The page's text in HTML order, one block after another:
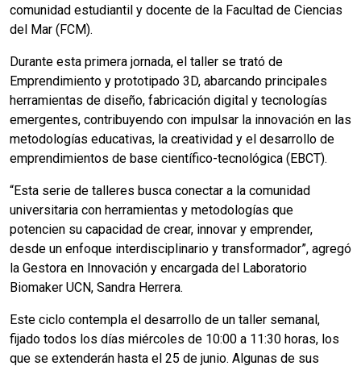
comunidad estudiantil y docente de la Facultad de Ciencias
del Mar (FCM).
Durante esta primera jornada, el taller se trató de
Emprendimiento y prototipado 3D, abarcando principales
herramientas de diseño, fabricación digital y tecnologías
emergentes, contribuyendo con impulsar la innovación en las
metodologías educativas, la creatividad y el desarrollo de
emprendimientos de base científico-tecnológica (EBCT).
“Esta serie de talleres busca conectar a la comunidad
universitaria con herramientas y metodologías que
potencien su capacidad de crear, innovar y emprender,
desde un enfoque interdisciplinario y transformador”, agregó
la Gestora en Innovación y encargada del Laboratorio
Biomaker UCN, Sandra Herrera.
Este ciclo contempla el desarrollo de un taller semanal,
fijado todos los días miércoles de 10:00 a 11:30 horas, los
que se extenderán hasta el 25 de junio. Algunas de sus